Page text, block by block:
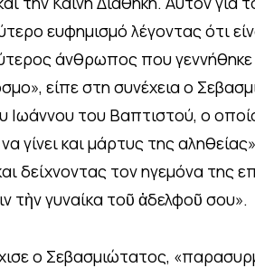
ευφημισμό λέγοντας ότι
άνθρωπος που
είπε στη συνέχεια ο
του Βαπτιστού, ο
γίνει και μάρτυς της
δείχνοντας τον ηγεμόνα της
τὴν γυναίκα τοῦ ἀδελφοῦ σου».
ο Σεβασμιώτατος,